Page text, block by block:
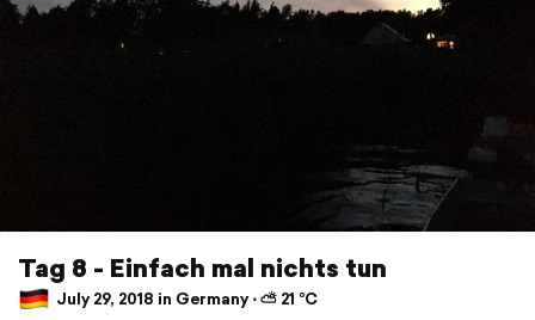
Tag 8 - Einfach mal nichts tun
July 29, 2018 in Germany ⋅ ⛅ 21 °C